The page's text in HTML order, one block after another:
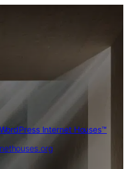
Internet Houses™